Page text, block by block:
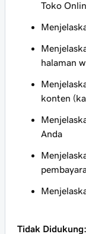
Toko
halaman
konten
Anda
Tidak Didukung: